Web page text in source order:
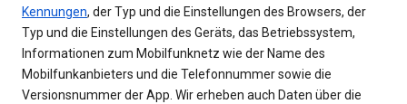
Kennungen, der Typ und die Einstellungen des Browsers, der
Typ und die Einstellungen des Geräts, das Betriebssystem,
Informationen zum Mobilfunknetz wie der Name des
Mobilfunkanbieters und die Telefonnummer sowie die
Versionsnummer der App. Wir erheben auch Daten über die